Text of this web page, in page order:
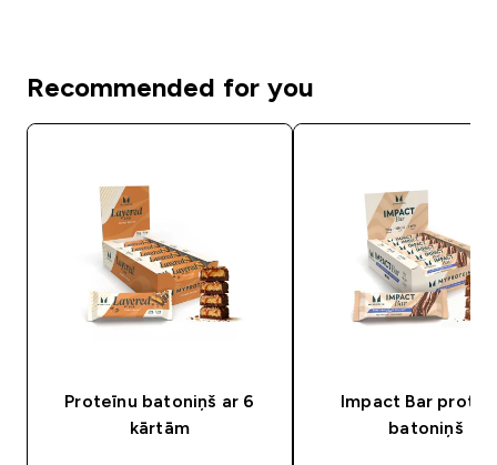
Recommended for you
Proteīnu batoniņš ar 6
kārtām
Impact Bar
batoniņš